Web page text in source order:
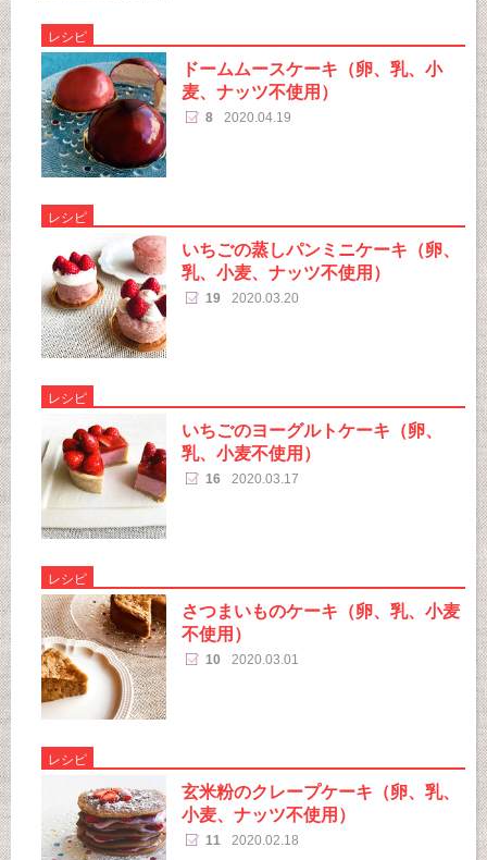
レシピ
ドームムースケーキ（卵、乳、小
麦、ナッツ不使用）
8 2020.04.19
レシピ
いちごの蒸しパンミニケーキ（卵、
乳、小麦、ナッツ不使用）
19 2020.03.20
レシピ
いちごのヨーグルトケーキ（卵、
乳、小麦不使用）
16 2020.03.17
レシピ
さつまいものケーキ（卵、乳、小麦
不使用）
10 2020.03.01
レシピ
玄米粉のクレープケーキ（卵、乳、
小麦、ナッツ不使用）
11 2020.02.18